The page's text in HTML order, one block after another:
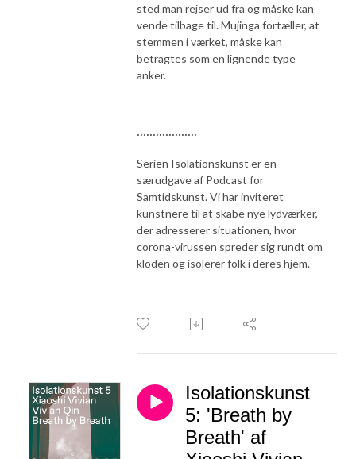
sted man rejser ud fra og måske kan
vende tilbage til. Mujinga fortæller, at
stemmen i værket, måske kan
betragtes som en lignende type
anker.
···················
Serien Isolationskunst er en
særudgave af Podcast for
Samtidskunst. Vi har inviteret
kunstnere til at skabe nye lydværker,
der adresserer situationen, hvor
corona-virussen spreder sig rundt om
kloden og isolerer folk i deres hjem.
Isolationskunst
5: 'Breath by
Breath' af